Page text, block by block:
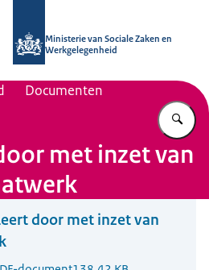
Ministerie van Sociale Zaken en
Werkgelegenheid
Documenten
met inzet van
door met inzet van